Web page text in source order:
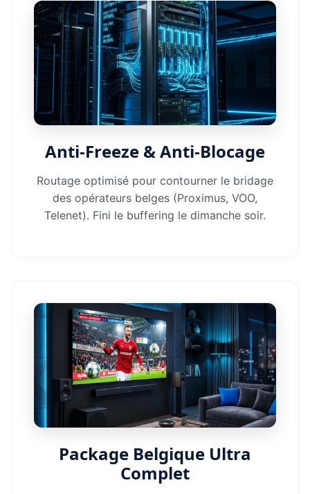
Anti-Freeze & Anti-Blocage
Routage optimisé pour contourner le bridage
des opérateurs belges (Proximus, VOO,
Telenet). Fini le buffering le dimanche soir.
Package Belgique Ultra
Complet